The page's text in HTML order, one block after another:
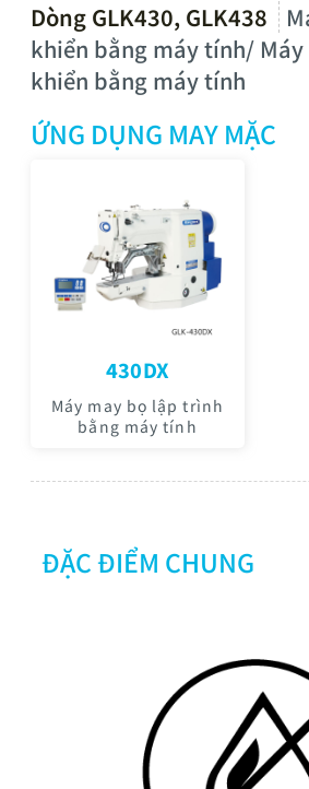
Dòng GLK430, GLK438
khiển bằng máy tính/
khiển bằng máy tính
ỨNG DỤNG MAY MẶC
430DX
Máy may bọ lập trình
bằng máy tính
ĐẶC ĐIỂM CHUNG